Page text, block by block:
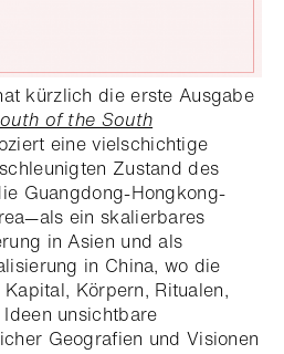
kürzlich die erste Ausgabe
of the South
eine vielschichtige
Zustand des
Guangdong-Hongkong-
ein skalierbares
in Asien und als
in China, wo die
Körpern, Ritualen,
unsichtbare
Geografien und Visionen